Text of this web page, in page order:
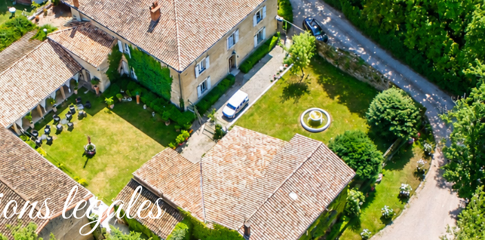
GALERIE PHOTOS CONTACT VÉRIFIER MA DATE
légales